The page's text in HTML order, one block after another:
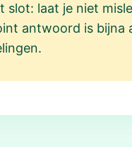
laat je niet
antwoord is